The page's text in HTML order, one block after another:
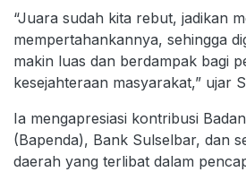
“Juara sudah kita rebut, jadikan
mempertahankannya, sehingga
makin luas dan berdampak bagi
kesejahteraan masyarakat,” ujar
Ia mengapresiasi kontribusi
(Bapenda), Bank Sulselbar, dan
daerah yang terlibat dalam